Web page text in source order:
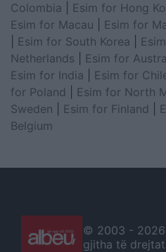
Colombia
Esim for Hong
Esim for Macau
Esim for
Esim for South Korea
Netherlands
Esim for
Esim for India
Esim for
for Poland
Esim for North
Sweden
Esim for Finland
Belgium
© 2003 -
gjitha të